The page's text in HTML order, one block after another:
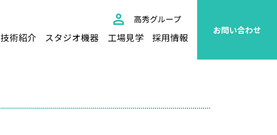
高秀グループ
技術紹介 スタジオ機器 工場見学 採用情報
お問い合わせ